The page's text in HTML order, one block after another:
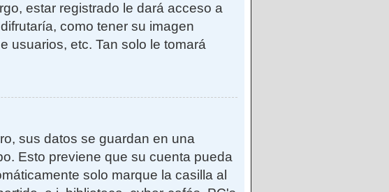
estar registrado le dará acceso a
como tener su imagen
usuarios, etc. Tan solo le tomará
sus datos se guardan en una
Esto previene que su cuenta pueda
solo marque la casilla al